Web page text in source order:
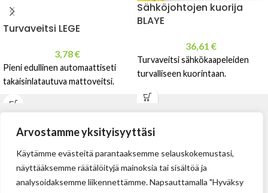
Arvostamme yksityisyyttäsi
Käytämme evästeitä parantaaksemme selauskokemustasi,
näyttääksemme räätälöityjä mainoksia tai sisältöä ja
analysoidaksemme liikennettämme. Napsauttamalla "Hyväksy
Turvaveitsi LEGE
3,78€
Pieni edullinen automaattiseti
takaisinlatautuva mattoveitsi.
Sähköjohtojen kuorija
BLAYE
36,61 €
Turvaveitsi sähkökaapeleiden
turvalliseen kuorintaan.